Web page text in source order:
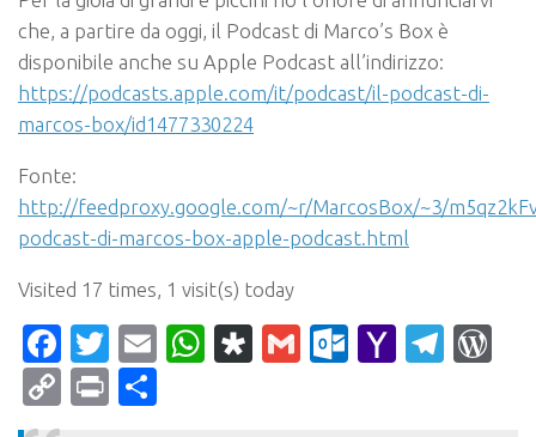
che, a partire da oggi, il Podcast di Marco’s Box è
disponibile anche su Apple Podcast all’indirizzo:
https://podcasts.apple.com/it/podcast/il-podcast-di-
marcos-box/id1477330224
Fonte:
http://feedproxy.google.com/~r/MarcosBox/~3/
podcast-di-marcos-box-apple-podcast.html
Visited 17 times, 1 visit(s) today
Facebook
Twitter
EmailWhatsApp
Diaspora
Gmail Yahoo
CopyPrint